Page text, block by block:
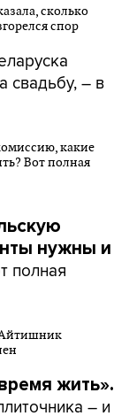
свадьбу, – в
нужны и
полная
жить».
– и